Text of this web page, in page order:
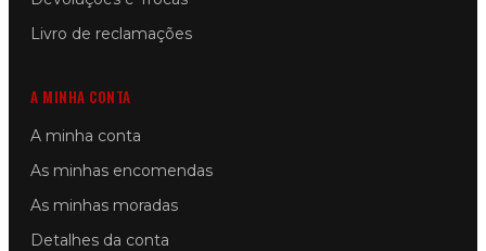
Livro de reclamações
A MINHA CONTA
A minha conta
As minhas encomendas
As minhas moradas
Detalhes da conta